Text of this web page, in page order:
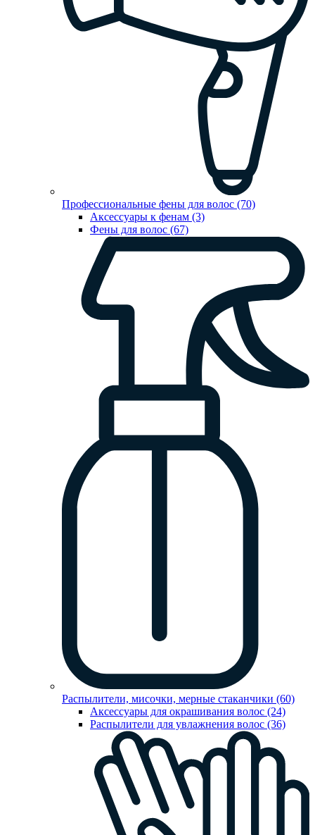
Профессиональные фены для волос (70)
Аксессуары к фенам (3)
Фены для волос (67)
Распылители, мисочки, мерные стаканчики (60)
Аксессуары для окрашивания волос (24)
Распылители для увлажнения волос (36)